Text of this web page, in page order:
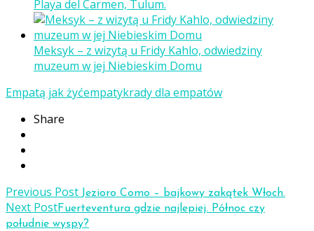
Playa del Carmen, Tulum.
Meksyk – z wizytą u Fridy Kahlo, odwiedziny
muzeum w jej Niebieskim Domu
Empatą jak żyćempatykrady dla empatów
Share
Previous Post Jezioro Como – bajkowy zakątek Włoch.
Next PostFuerteventura gdzie najlepiej. Północ czy
południe wyspy?